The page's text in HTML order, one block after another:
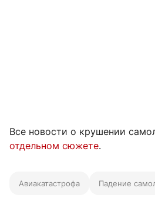
Все новости о крушении
отдельном сюжете.
Авиакатастрофа Падение